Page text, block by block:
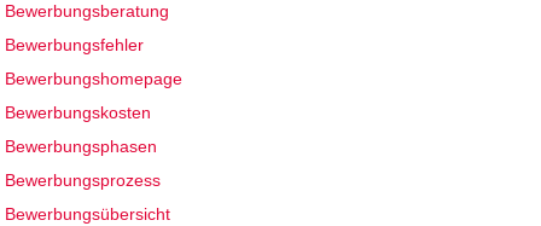
Bewerbungsberatung
Bewerbungsfehler
Bewerbungshomepage
Bewerbungskosten
Bewerbungsphasen
Bewerbungsprozess
Bewerbungsübersicht